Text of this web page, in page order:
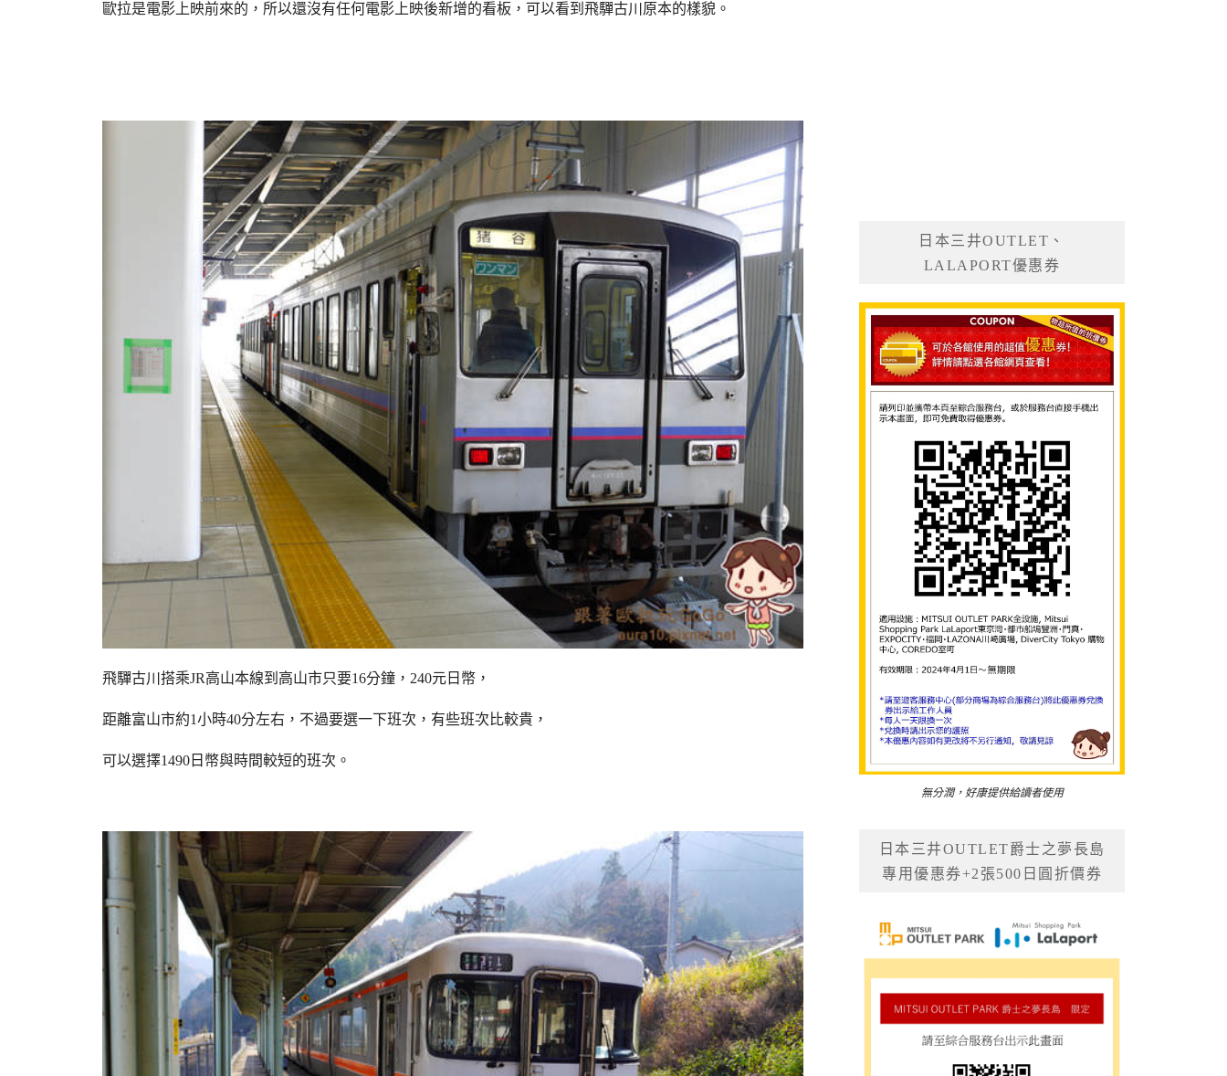
歐拉是電影上映前來的，所以還沒有任何電影上映後新增的看板，可以看到飛驒古川原本的樣貌。
飛驒古川搭乘JR高山本線到高山市只要16分鐘，240元日幣，
距離富山市約1小時40分左右，不過要選一下班次，有些班次比較貴，
可以選擇1490日幣與時間較短的班次。
日本三井OUTLET、
LALAPORT優惠券
無分潤，好康提供給讀者使用
日本三井OUTLET爵士之夢長島
專用優惠券+2張500日圓折價券